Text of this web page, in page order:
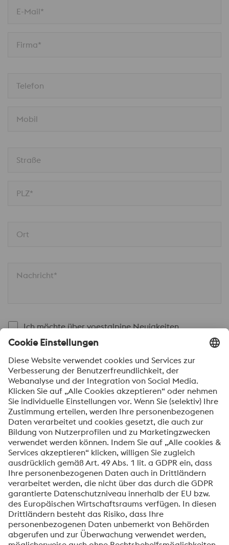
E-Mail*
Firma*
Telefon
Mobil
Straße
PLZ*
Ort
Nachricht*
Ich möchte über voestalpine Neuigkeiten
automatisch informiert werden.
SENDEN
Anti-Roboter-Verifizierung
Hier klicken
FriendlyCaptcha ⇗
Mit dem Absenden dieses Formulars werden Ihre
personenbezogenen Daten zum Zweck der Bearbeitung
Ihrer Anfrage verarbeitet. Weitere Informationen zur
Verarbeitung Ihrer personenbezogenen Daten sowie zu
Ihren Rechten finden Sie in unserer
Datenschutzmitteilung.